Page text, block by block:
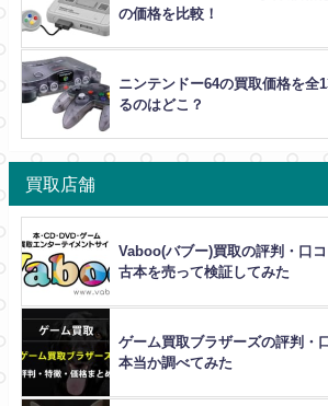
の価格を比較！
ニンテンドー64の買取価格を全
るのはどこ？
買取店舗
Vaboo(バブー)買取の評判・口
古本を売って検証してみた
ゲーム買取ブラザーズの評判・
本当か調べてみた